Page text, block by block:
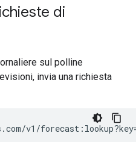
di
sul polline
invia una richiesta
v1/